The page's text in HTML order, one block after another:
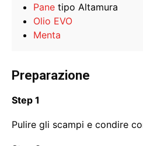
Pane tipo Altamura
Olio EVO
Menta
Preparazione
Step 1
Pulire gli scampi e condire